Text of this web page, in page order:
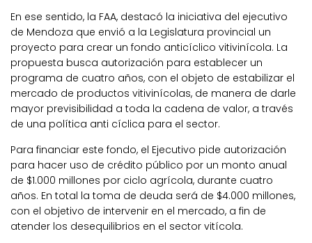
En ese sentido, la FAA, destacó la iniciativa del ejecutivo
de Mendoza que envió a la Legislatura provincial un
proyecto para crear un fondo anticíclico vitivinícola. La
propuesta busca autorización para establecer un
programa de cuatro años, con el objeto de estabilizar el
mercado de productos vitivinícolas, de manera de darle
mayor previsibilidad a toda la cadena de valor, a través
de una política anti cíclica para el sector.
Para financiar este fondo, el Ejecutivo pide autorización
para hacer uso de crédito público por un monto anual
de $1.000 millones por ciclo agrícola, durante cuatro
años. En total la toma de deuda será de $4.000 millones,
con el objetivo de intervenir en el mercado, a fin de
atender los desequilibrios en el sector vitícola.